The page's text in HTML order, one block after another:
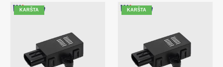
KARŠTA KARŠTA